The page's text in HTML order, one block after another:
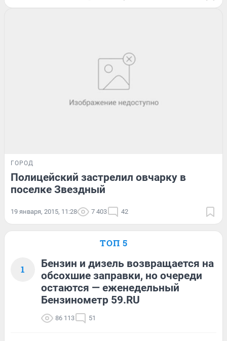
ГОРОД
Полицейский застрелил овчарку в
поселке Звездный
19 января, 2015, 11:28 7 403 42
ТОП 5
1
Бензин и дизель возвращается на
обсохшие заправки, но очереди
остаются — еженедельный
Бензинометр 59.RU
86 113 51